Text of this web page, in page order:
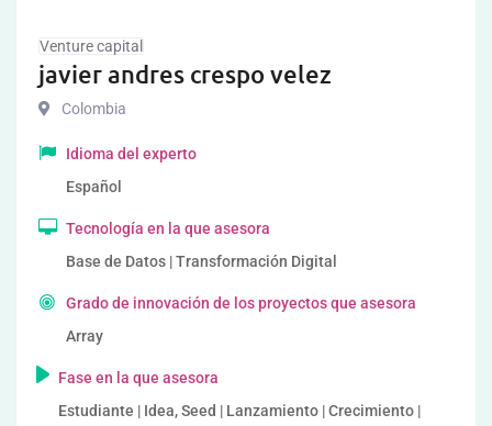
Venture capital
javier andres crespo velez
Colombia
Idioma del experto
Español
Tecnología en la que asesora
Base de Datos | Transformación Digital
Grado de innovación de los proyectos que asesora
Array
Fase en la que asesora
Estudiante | Idea, Seed | Lanzamiento | Crecimiento |